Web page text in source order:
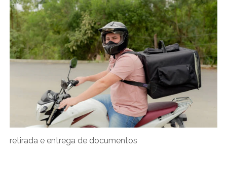
retirada e entrega de documentos